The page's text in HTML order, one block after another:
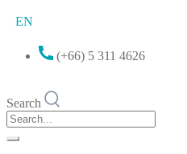
EN
(+66) 5 311 4626
Search